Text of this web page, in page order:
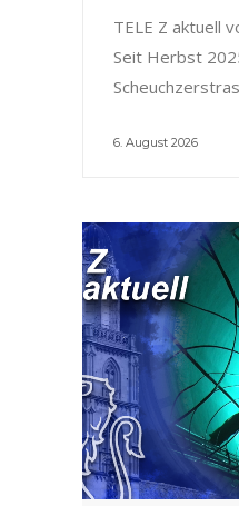
TELE Z aktuell
Seit Herbst
6. August 2026